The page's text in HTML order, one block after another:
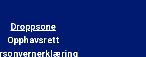
Droppsone
Opphavsrett